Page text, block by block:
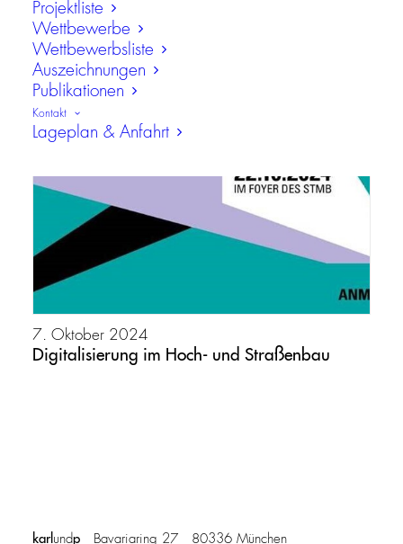
Projektliste
Wettbewerbe
Wettbewerbsliste
Auszeichnungen
Publikationen
Kontakt
Lageplan & Anfahrt
Staatsministerium für Wohnen
7. Oktober 2024
Digitalisierung im Hoch- und Straßenbau
karl undp Bavariaring 27 80336 München